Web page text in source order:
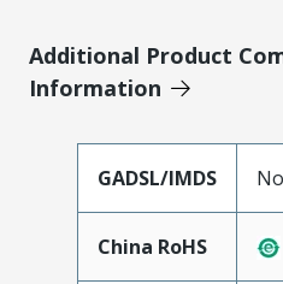
Additional Product
Information
GADSL/IMDS
China RoHS